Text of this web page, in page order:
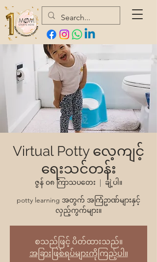
Virtual Potty လေ့ကျင့်
ရေးသင်တန်း
ဇွန် ၀၈ ကြာသပတေး
  |
ချဲ့ပါ။
potty learning အတွက် အကြံဥာဏ်များနှင့်
လှည့်ကွက်များ။
စသည်ဖြင့် ပိတ်ထားသည်။
အခြားဖြစ်ရပ်များကိုကြည့်ပါ။